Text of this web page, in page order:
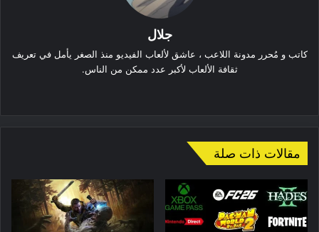
جلال
كاتب و مُحرر مدونة اللاعب ، عاشق لألعاب الفيديو منذ الصغر يأمل في تعريف
ثقافة الألعاب لأكبر عدد ممكن من الناس.
مقالات ذات صلة